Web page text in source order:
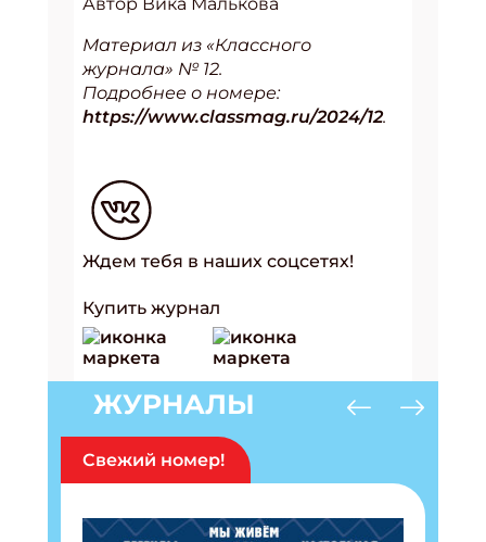
Материал из «Классного
журнала» № 12.
Подробнее о номере:
https://www.classmag.ru/2024/12.
Ждем тебя в наших соцсетях!
Купить журнал
ЖУРНАЛЫ
Свежий номер!